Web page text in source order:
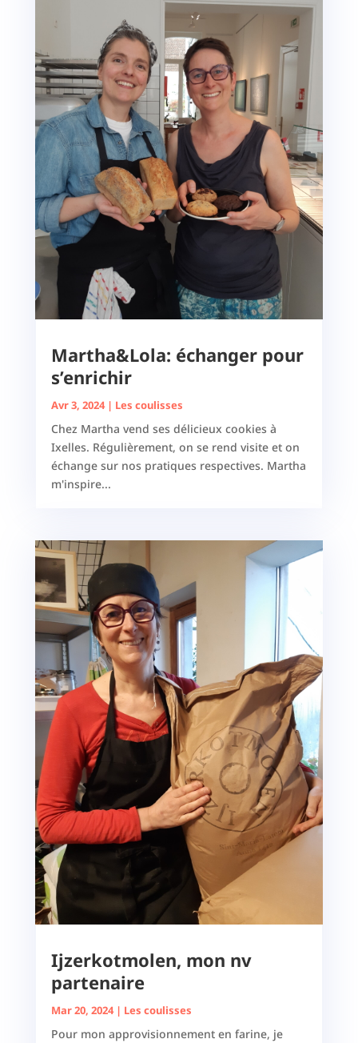
Martha&Lola: échanger pour
s’enrichir
Avr 3, 2024| Les coulisses
Chez Martha vend ses délicieux cookies à
Ixelles. Régulièrement, on se rend visite et on
échange sur nos pratiques respectives. Martha
m'inspire...
Ijzerkotmolen, mon nv
partenaire
Mar 20, 2024| Les coulisses
Pour mon approvisionnement en farine, je